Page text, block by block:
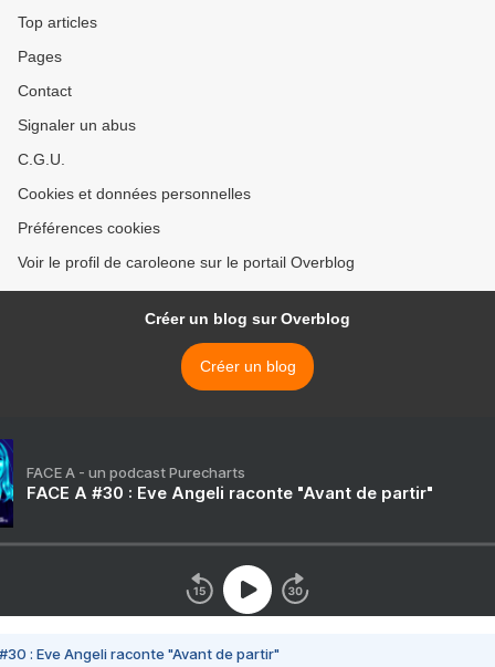
Top articles
Pages
Contact
Signaler un abus
C.G.U.
Cookies et données personnelles
Préférences cookies
Voir le profil de caroleone sur le portail Overblog
Créer un blog sur Overblog
Créer un blog
FACE A - un podcast Purecharts
FACE A #30 : Eve Angeli raconte "Avant de partir"
#30 : Eve Angeli raconte "Avant de partir"